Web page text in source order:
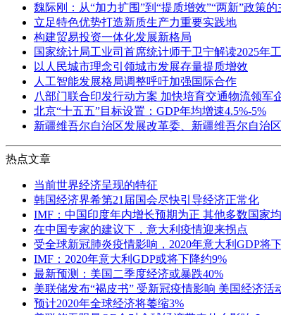
魏际刚：从“加力扩围”到“提质增效”“两新”政策
立足特色优势打造新质生产力重要实践地
构建贸易投资一体化发展新格局
国家统计局工业司首席统计师于卫宁解读2025年
以人民城市理念引领城市发展存量提质增效
人工智能发展格局调整呼吁加强国际合作
八部门联合印发行动方案 加快培育交通物流领军
北京“十五五”目标设置：GDP年均增速4.5%-5%
新疆维吾尔自治区发展改革委、新疆维吾尔自治
热点文章
当前世界经济呈现的特征
韩国经济界希第21届国会尽快引导经济正常化
IMF：中国印度年内增长预期为正 其他多数国家
在中国专家的建议下，意大利疫情迎来拐点
受全球新冠肺炎疫情影响，2020年意大利GDP将
IMF：2020年意大利GDP或将下降约9%
最新预测：美国二季度经济或暴跌40%
美联储发布“褐皮书” 受新冠疫情影响 美国经济活
预计2020年全球经济将萎缩3%